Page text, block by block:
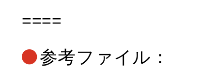
====
参考ファイル：